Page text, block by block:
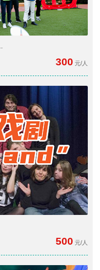
300 元/人
500 元/人